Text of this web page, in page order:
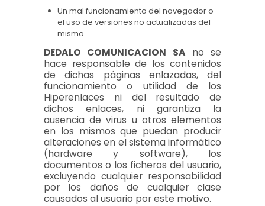
Un mal funcionamiento del navegador o
el uso de versiones no actualizadas del
mismo.
DEDALO COMUNICACION SA no se
hace responsable de los contenidos
de dichas páginas enlazadas, del
funcionamiento o utilidad de los
Hiperenlaces ni del resultado de
dichos enlaces, ni garantiza la
ausencia de virus u otros elementos
en los mismos que puedan producir
alteraciones en el sistema informático
(hardware y software), los
documentos o los ficheros del usuario,
excluyendo cualquier responsabilidad
por los daños de cualquier clase
causados al usuario por este motivo.